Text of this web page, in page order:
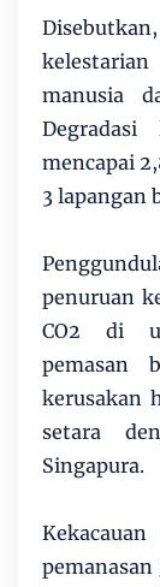
manusia
mencapai
3 lapangan
penuruan
CO2 di
pemasan
kerusakan
setara
Singapura.